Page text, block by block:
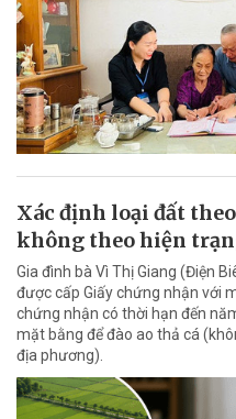
Xác định loại đất
không theo hiện
Gia đình bà Vì Thị Giang (Điện
được cấp Giấy chứng nhận với
chứng nhận có thời hạn đến
mặt bằng để đào ao thả cá
địa phương).